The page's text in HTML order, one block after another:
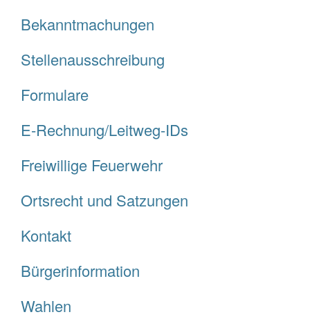
Bekanntmachungen
Stellenausschreibung
Formulare
E-Rechnung/Leitweg-IDs
Freiwillige Feuerwehr
Ortsrecht und Satzungen
Kontakt
Bürgerinformation
Wahlen